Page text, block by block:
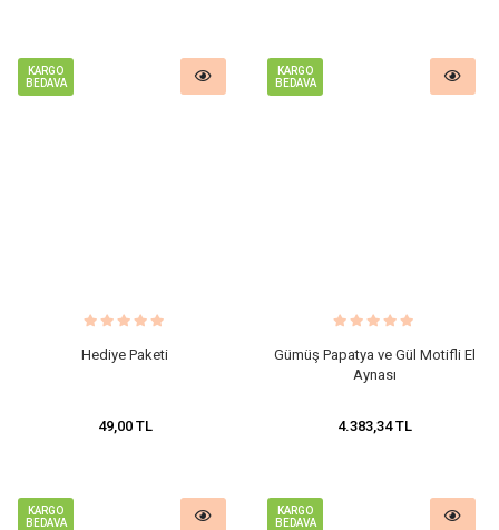
KARGO
BEDAVA
Hediye Paketi
49,00 TL
KARGO
BEDAVA
Gümüş Papatya ve Gül Motifli El
Aynası
4.383,34 TL
KARGO
BEDAVA
KARGO
BEDAVA